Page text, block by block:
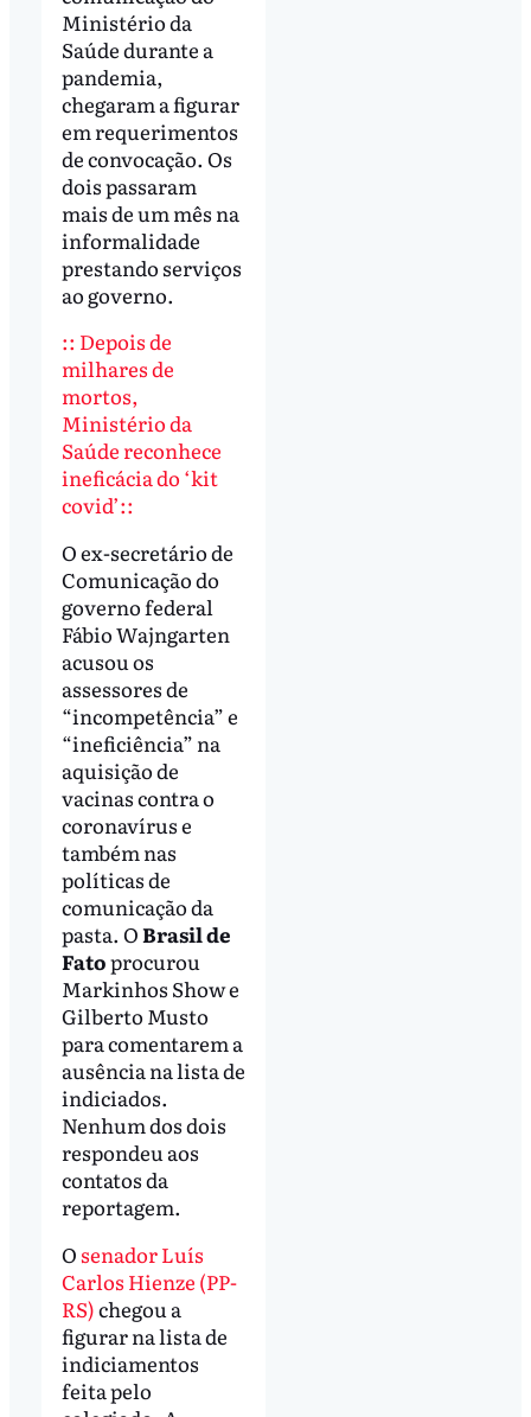
Ministério da
Saúde durante a
pandemia,
chegaram a figurar
em requerimentos
de convocação. Os
dois passaram
mais de um mês na
informalidade
prestando serviços
ao governo.
:: Depois de
milhares de
mortos,
Ministério da
Saúde reconhece
ineficácia do ‘kit
covid’::
O ex-secretário de
Comunicação do
governo federal
Fábio Wajngarten
acusou os
assessores de
“incompetência” e
“ineficiência” na
aquisição de
vacinas contra o
coronavírus e
também nas
políticas de
comunicação da
pasta. OBrasil de
Fatoprocurou
Markinhos Show e
Gilberto Musto
para comentarem a
ausência na lista de
indiciados.
Nenhum dos dois
respondeu aos
contatos da
reportagem.
O senador Luís
Carlos Hienze (PP-
RS)chegou a
figurar na lista de
indiciamentos
feita pelo